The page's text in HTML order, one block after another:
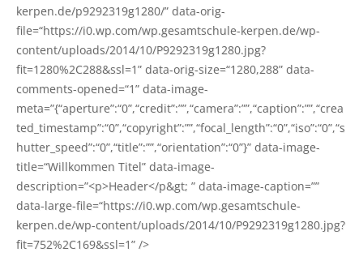
kerpen.de/p9292319g1280/” data-orig-
file=“https://i0.wp.com/wp.gesamtschule-kerpen.de/wp-
content/uploads/2014/10/P9292319g1280.jpg?
fit=1280%2C288&ssl=1” data-orig-size=“1280,288” data-
comments-opened=“1” data-image-
meta=”{“aperture”:“0”,“credit”:””,“camera”:””,“caption”:””,“crea
ted_timestamp”:“0”,“copyright”:””,“focal_length”:“0”,“iso”:“0”,“s
hutter_speed”:“0”,“title”:””,“orientation”:“0”}” data-image-
title=“Willkommen Titel” data-image-
description=”<p>Header</p&gt; ” data-image-cap­ti­on=””
data-large-file=“https://i0.wp.com/wp.gesamtschule-
kerpen.de/wp-content/uploads/2014/10/P9292319g1280.jpg?
fit=752%2C169&ssl=1” />